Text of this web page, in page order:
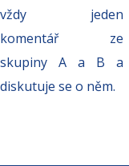
vždy jeden
komentář ze
skupiny A a B a
diskutuje se o něm.